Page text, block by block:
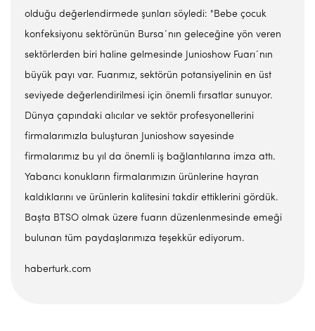
olduğu değerlendirmede şunları söyledi: "Bebe çocuk
konfeksiyonu sektörünün Bursa´nın geleceğine yön veren
sektörlerden biri haline gelmesinde Junioshow Fuarı´nın
büyük payı var. Fuarımız, sektörün potansiyelinin en üst
seviyede değerlendirilmesi için önemli fırsatlar sunuyor.
Dünya çapındaki alıcılar ve sektör profesyonellerini
firmalarımızla buluşturan Junioshow sayesinde
firmalarımız bu yıl da önemli iş bağlantılarına imza attı.
Yabancı konukların firmalarımızın ürünlerine hayran
kaldıklarını ve ürünlerin kalitesini takdir ettiklerini gördük.
Başta BTSO olmak üzere fuarın düzenlenmesinde emeği
bulunan tüm paydaşlarımıza teşekkür ediyorum.
haberturk.com